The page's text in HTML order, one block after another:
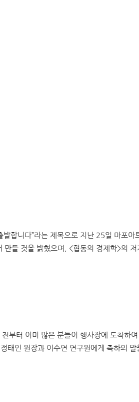
합니다”라는 제목으로 지난 25일 마포아
들 것을 밝혔으며, <협동의 경제학>의 저
부터 이미 많은 분들이 행사장에 도착하
태인 원장과 이수연 연구원에게 축하의 말